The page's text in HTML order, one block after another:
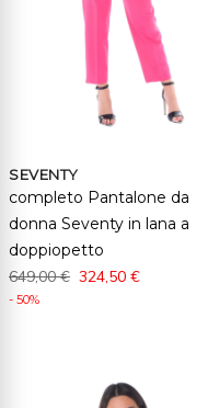
SEVENTY
completo Pantalone da
donna Seventy in lana a
doppiopetto
649,00 € 324,50 €
- 50%